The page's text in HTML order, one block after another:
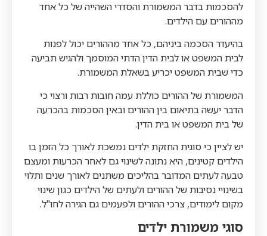
להסכמות בדבר המשמורת והסדרי השהייה של כל אחד
מההורים עם הילדים.
בהיעדר הסכמה ביניהם, כל אחד מההורים יכול לפנות
לבית המשפט או לבית הדין הדתי המוסמך ולהגישתביעה
כדי שבית המשפט יכריע בשאלת המשמורת.
המשמורת של ההורים כוללת עמה חובות רבות ורצוי כי
הדבר יעשה בתיאום בין ההורים ובאין הסכמות בהכרעה
של בית המשפט או בית הדין.
יש לציין כי סוגית החזקת ילדים נמשכת לאורך כל הזמן בו
הילדים קטינים, היא נתונה לשינוי גם לאחר הכרעות ומעצם
טבעה לעתים המדובר בהליכים משתנים לאורך שנים ותלוי
בשינויי נסיבות של ההורים ולעתים של הילדים כגון שינוי
מקום לימודים, צרכי ההורים ולפעמים גם הגירה לחו"ל.
סוגי משמורת ילדים